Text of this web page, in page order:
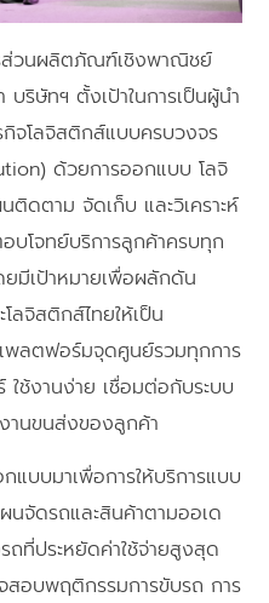
ส่วนผลิตภัณฑ์เชิงพาณิชย์
ริษัทฯ ตั้งเป้าในการเป็นผู้นำ
กิจโลจิสติกส์แบบครบวงจร
ด้วยการออกแบบ โลจิ
ดตาม จัดเก็บ และวิเคราะห์
บโจทย์บริการลูกค้าครบทุก
มีเป้าหมายเพื่อผลักดัน
ลจิสติกส์ไทยให้เป็น
ลตฟอร์มจุดศูนย์รวมทุกการ
ช้งานง่าย เชื่อมต่อกับระบบ
านขนส่งของลูกค้า
แบบมาเพื่อการให้บริการแบบ
นจัดรถและสินค้าตามออเด
ถที่ประหยัดค่าใช้จ่ายสูงสุด
สอบพฤติกรรมการขับรถ การ